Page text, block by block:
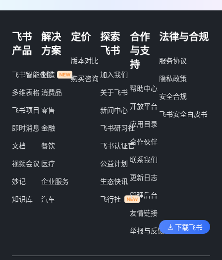
飞书
产品
飞书智能伙伴
多维表格
飞书项目
即时消息
文档
视频会议
妙记
知识库
解决
方案
制造
消费品
零售
金融
餐饮
医疗
企业服务
汽车
定价
版本对比
购买咨询
探索
飞书
加入我们
关于飞书
新闻中心
飞书研习社
飞书认证官
公益计划
生态快讯
飞行社
合作
与支
持
帮助中心
开放平台
应用目录
合作伙伴
联系我们
更新日志
管理后台
友情链接
举报与反馈
法律与合规
服务协议
隐私政策
安全合规
飞书安全白皮书
下载飞书